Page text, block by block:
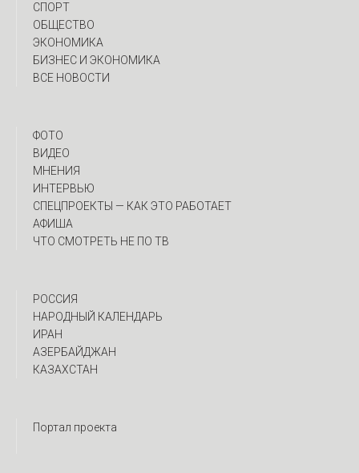
СПОРТ
ОБЩЕСТВО
ЭКОНОМИКА
БИЗНЕС И ЭКОНОМИКА
ВСЕ НОВОСТИ
ФОТО
ВИДЕО
МНЕНИЯ
ИНТЕРВЬЮ
CПЕЦПРОЕКТЫ — КАК ЭТО РАБОТАЕТ
АФИША
ЧТО СМОТРЕТЬ НЕ ПО ТВ
РОССИЯ
НАРОДНЫЙ КАЛЕНДАРЬ
ИРАН
АЗЕРБАЙДЖАН
КАЗАХСТАН
Портал проекта